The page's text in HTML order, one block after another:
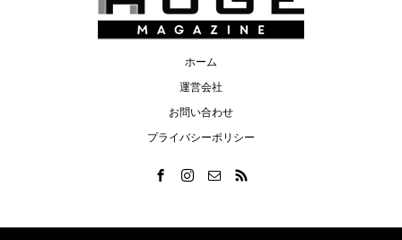
ホーム
運営会社
お問い合わせ
プライバシーポリシー